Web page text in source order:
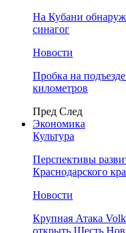
На Кубани
синагог
Новости
Пробка на
километров
Пред След
Экономика
Культура
Перспективы
Краснодарского
Новости
Крупная Атака
открыть Шесть